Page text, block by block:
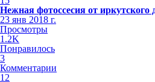
Нежная фотоссесия от
23 янв 2018 г.
Просмотры
1.2K
Понравилось
3
Комментарии
12